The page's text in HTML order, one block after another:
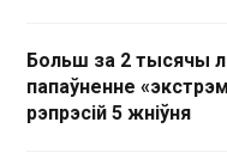
Больш за 2 тысячы
папаўненне
рэпрэсій 5 жніўня